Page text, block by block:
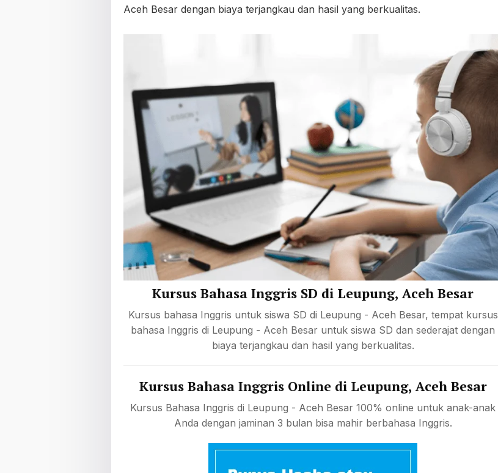
Aceh Besar dengan biaya terjangkau dan hasil yang berkualitas.
Kursus Bahasa Inggris SD di Leupung, Aceh Besar
Kursus bahasa Inggris untuk siswa SD di Leupung - Aceh Besar, tempat kursus
bahasa Inggris di Leupung - Aceh Besar untuk siswa SD dan sederajat dengan
biaya terjangkau dan hasil yang berkualitas.
Kursus Bahasa Inggris Online di Leupung, Aceh Besar
Kursus Bahasa Inggris di Leupung - Aceh Besar 100% online untuk anak-anak
Anda dengan jaminan 3 bulan bisa mahir berbahasa Inggris.